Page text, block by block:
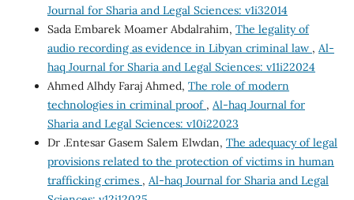
Journal for Sharia and Legal Sciences: v1i32014
Sada Embarek Moamer Abdalrahim, The legality of
audio recording as evidence in Libyan criminal law , Al-
haq Journal for Sharia and Legal Sciences: v11i22024
Ahmed Alhdy Faraj Ahmed, The role of modern
technologies in criminal proof , Al-haq Journal for
Sharia and Legal Sciences: v10i22023
Dr .Entesar Gasem Salem Elwdan, The adequacy of legal
provisions related to the protection of victims in human
trafficking crimes , Al-haq Journal for Sharia and Legal